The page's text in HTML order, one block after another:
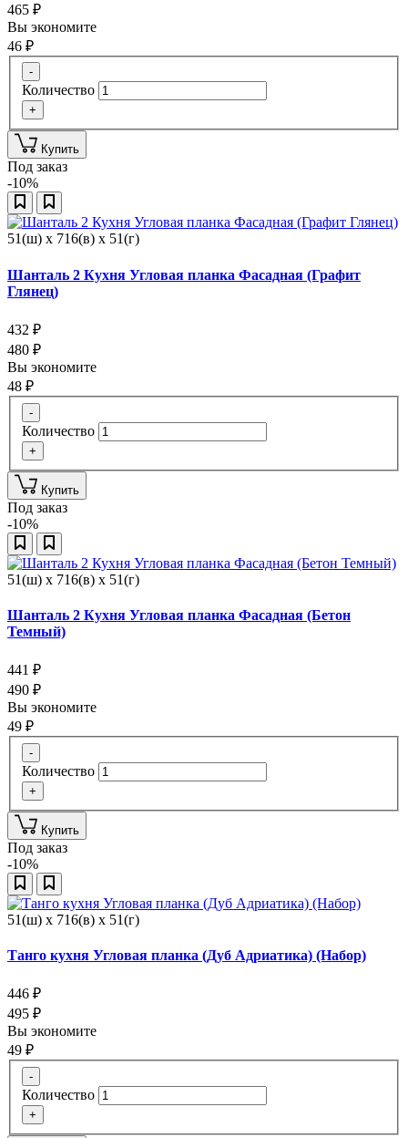
465 ₽
Вы экономите
46 ₽
-
Количество
+
Купить
Под заказ
-10%
51(ш) x 716(в) x 51(г)
Шанталь 2 Кухня Угловая планка Фасадная (Графит
Глянец)
432 ₽
480 ₽
Вы экономите
48 ₽
-
Количество
+
Купить
Под заказ
-10%
51(ш) x 716(в) x 51(г)
Шанталь 2 Кухня Угловая планка Фасадная (Бетон
Темный)
441 ₽
490 ₽
Вы экономите
49 ₽
-
Количество
+
Купить
Под заказ
-10%
51(ш) x 716(в) x 51(г)
Танго кухня Угловая планка (Дуб Адриатика) (Набор)
446 ₽
495 ₽
Вы экономите
49 ₽
-
Количество
+